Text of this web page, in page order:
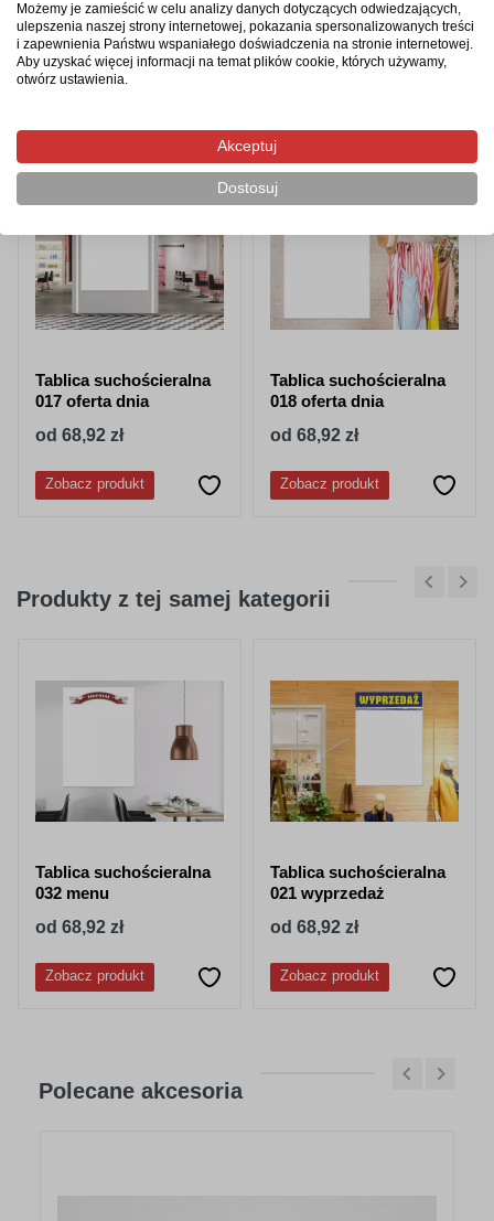
Tablica suchościeralna
017 oferta dnia
od 68,92 zł
Zobacz produkt
Tablica suchościeralna
018 oferta dnia
od 68,92 zł
Zobacz produkt
Produkty z tej samej kategorii
Tablica suchościeralna
032 menu
od 68,92 zł
Zobacz produkt
Tablica suchościeralna
021 wyprzedaż
od 68,92 zł
Zobacz produkt
Polecane akcesoria
Możemy je zamieścić w celu analizy danych dotyczących odwiedzających,
ulepszenia naszej strony internetowej, pokazania spersonalizowanych treści
i zapewnienia Państwu wspaniałego doświadczenia na stronie internetowej.
Aby uzyskać więcej informacji na temat plików cookie, których używamy,
otwórz ustawienia.
Akceptuj
Dostosuj